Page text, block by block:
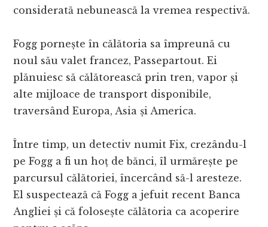
considerată nebunească la vremea respectivă.
Fogg pornește în călătoria sa împreună cu
noul său valet francez, Passepartout. Ei
plănuiesc să călătorească prin tren, vapor și
alte mijloace de transport disponibile,
traversând Europa, Asia și America.
Între timp, un detectiv numit Fix, crezându-l
pe Fogg a fi un hoț de bănci, îl urmărește pe
parcursul călătoriei, încercând să-l aresteze.
El suspectează că Fogg a jefuit recent Banca
Angliei și că folosește călătoria ca acoperire